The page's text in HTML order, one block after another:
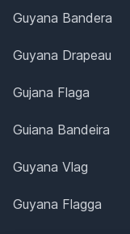
Guyana Bandera
Guyana Drapeau
Gujana Flaga
Guiana Bandeira
Guyana Vlag
Guyana Flagga